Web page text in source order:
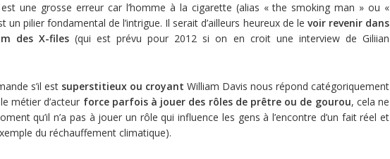
est une grosse erreur car l’homme à la cigarette (alias « the smoking man » ou «
un pilier fondamental de l’intrigue. Il serait d’ailleurs heureux de le voir revenir dans
des X-files(qui est prévu pour 2012 si on en croit une interview de Giliian
s’il estsuperstitieux ou croyant William Davis nous répond catégoriquement
métier d’acteur force parfois à jouer des rôles de prêtre ou de gourou, cela ne
qu’il n’a pas à jouer un rôle qui influence les gens à l’encontre d’un fait réel et
du réchauffement climatique).